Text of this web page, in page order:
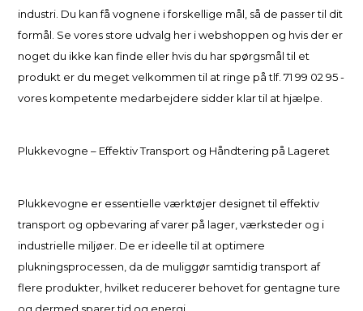
industri. Du kan få vognene i forskellige mål, så de passer til dit
formål. Se vores store udvalg her i webshoppen og hvis der er
noget du ikke kan finde eller hvis du har spørgsmål til et
produkt er du meget velkommen til at ringe på tlf. 71 99 02 95 -
vores kompetente medarbejdere sidder klar til at hjælpe.
Plukkevogne – Effektiv Transport og Håndtering på Lageret
Plukkevogne er essentielle værktøjer designet til effektiv
transport og opbevaring af varer på lager, værksteder og i
industrielle miljøer. De er ideelle til at optimere
plukningsprocessen, da de muliggør samtidig transport af
flere produkter, hvilket reducerer behovet for gentagne ture
og dermed sparer tid og energi.